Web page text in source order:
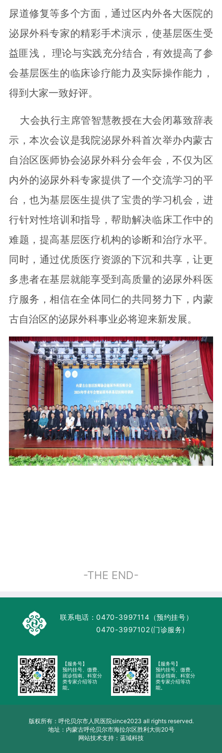
尿道修复等多个方面，通过区内外各大医院的
泌尿外科专家的精彩手术演示，使基层医生受
益匪浅， 理论与实践充分结合，有效提高了参
会基层医生的临床诊疗能力及实际操作能力，
得到大家一致好评。
大会执行主席管智慧教授在大会闭幕致辞表
示，本次会议是我院泌尿外科首次举办内蒙古
自治区医师协会泌尿外科分会年会，不仅为区
内外的泌尿外科专家提供了一个交流学习的平
台，也为基层医生提供了宝贵的学习机会，进
行针对性培训和指导，帮助解决临床工作中的
难题，提高基层医疗机构的诊断和治疗水平。
同时，通过优质医疗资源的下沉和共享，让更
多患者在基层就能享受到高质量的泌尿外科医
疗服务，相信在全体同仁的共同努力下，内蒙
古自治区的泌尿外科事业必将迎来新发展。
-THE END-
联系电话：0470-3997114（预约挂号）
0470-3997102(门诊服务)
【服务号】
预约挂号、缴费、
就诊指南、科室分
类专家介绍等功
能。
【服务号】
预约挂号、缴费、
就诊指南、科室分
类专家介绍等功
能。
版权所有：呼伦贝尔市人民医院since2023 all rights reserved.
地址：内蒙古呼伦贝尔市海拉尔区胜利大街20号
网站技术支持：蓝域科技